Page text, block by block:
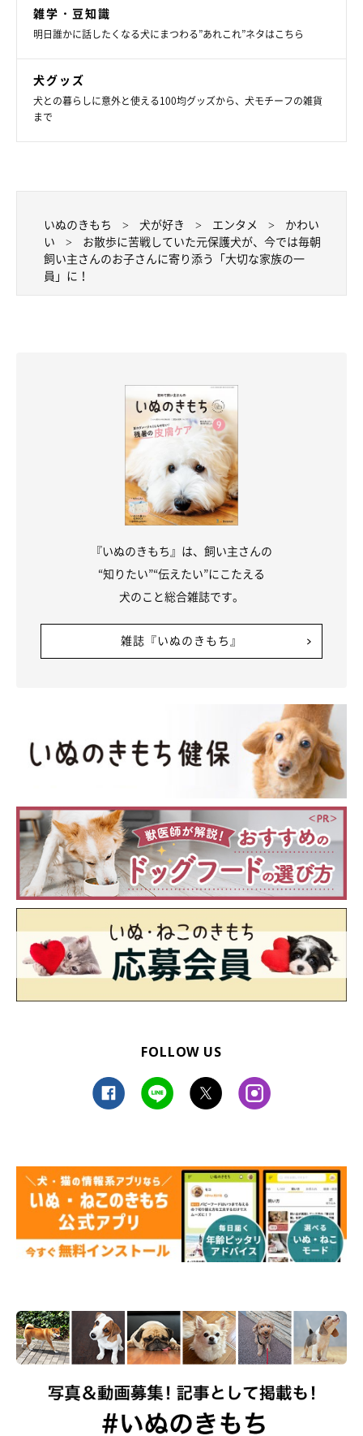
お子さんの足元にすっぽり収まるきなこちゃん
@kinako_shiba_
お迎えをしてから数年経ち、
ん一家に溶け込んでいるきなこちゃん。
飼い主さんは、そんなきなこちゃんのお迎えをとおして「保護施
いう現状を教えてくださるのと同時に、「少しでも多くのコが温
ました。
最後に、飼い主さんにとって、きなこちゃんはどんな存在なのか
をお聞きしました。
本当に毎日可愛くて、面白くて、大切な家族です。大事な娘
に“仲間”ができた気もしていて、感謝しています
写真提供・取材協力／@kinako_shiba_さん／X（旧Twitter）
※この記事は投稿者さまに取材し、了承の上制作したものです。
2025年8月時点の情報であり、現在と異なる場合があります。
雑学・豆知識
明日誰かに話したくなる犬にまつわる”あれこれ”ネタはこちら
犬グッズ
犬との暮らしに意外と使える100均グッズから、犬モチーフの雑貨
まで
いぬのきもち 犬が好き エンタメ
かわい
い
お散歩に苦戦していた元保護犬が、今では毎朝
飼い主さんのお子さんに寄り添う「大切な家族の一
員」に！
『いぬのきもち』は、飼い主さんの
“知りたい”“伝えたい”にこたえる
犬のこと総合雑誌です。
雑誌『いぬのきもち』
FOLLOW US